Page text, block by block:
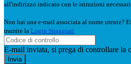
all'indirizzo indicato con le istruzioni
Non hai una e-mail associata al nome utente?
tramite la Login Spaggiari
E-mail inviata, si prega di controllare la